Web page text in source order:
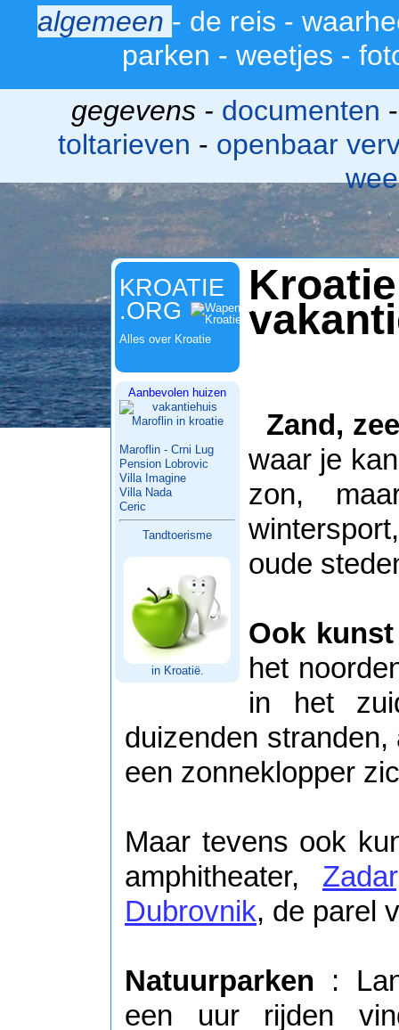
algemeen - de reis -
parken - weetjes -
gegevens - documenten
toltarieven - openbaar
KROATIE
.ORG
Alles over Kroatie
Aanbevolen huizen
Maroflin - Crni Lug
Pension Lobrovic
Villa Imagine
Villa Nada
Ceric
Tandtoerisme
in Kroatië.
Zand,
waar je
zon,
oude
Ook
het
in het
duizenden
een zonneklopper
Maar tevens ook
amphitheater, Zadar
Dubrovnik, de parel
Natuurparken :
een uur rijden